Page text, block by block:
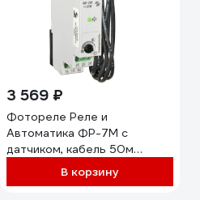
3 569 ₽
Фотореле Реле и
Автоматика ФР-7М с
датчиком, кабель 50м
A8222-79682613
В корзину